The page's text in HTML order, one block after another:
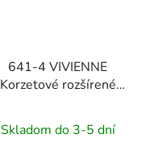
641-4 VIVIENNE
Korzetové rozšírené
béžové
Skladom do 3-5 dní